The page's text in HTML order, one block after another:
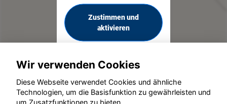
Zustimmen und
aktivieren
Wir verwenden Cookies
Diese Webseite verwendet Cookies und ähnliche
Technologien, um die Basisfunktion zu gewährleisten und
um Zusatzfunktionen zu bieten.